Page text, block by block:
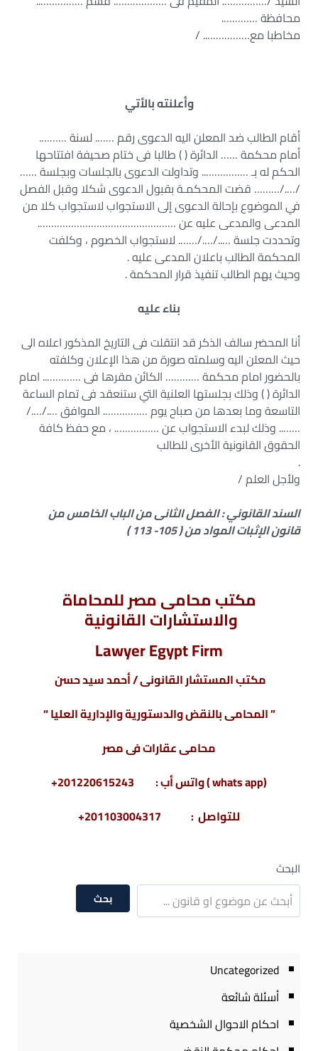
محافظة ………….
مخاطبا مع…………….. /
وأعلنته بالأتي
أقام الطالب ضد المعلن اليه الدعوى رقم ……. لسنة ……….
أمام محكمة …… الدائرة ( ) طالبا فى ختام صحيفة افتتاحها
الحكم له بـ …………….. وتداولت الدعوى بالجلسات وبجلسة ……
/…./……… قضت المحكمـة بقبول الدعوى شكلا وقبل الفصل
في الموضوع بإحالة الدعوى إلى الاستجواب لاستجواب كلا من
المدعى والمدعى عليه عن ………………………………………….
وتحددت جلسة …../…./……. لاستجواب الخصوم ، وكلفت
المحكمة الطالب باعلان المدعى عليه .
وحيث يهم الطالب تنفيذ قرار المحكمة .
بناء عليه
أنا المحضر سالف الذكر قد انتقلت فى التاريخ المذكور اعلاه الى
حيث المعلن اليه وسلمته صورة من هذا الإعلان وكلفته
بالحضور امام محكمة ………… الكائن مقرها فى ………….. امام
الدائرة ( ) وذلك بجلستها العلنية التي ستنعقد فى تمام الساعة
التاسعة وما بعدها من صباح يوم ……………. الموافق …./…./
…….. وذلك لبدء الاستجواب عن ……………. ، مع حفظ كافة
الحقوق القانونية الأخرى للطالب
.
ولأجل العلم /
السند القانوني : الفصل الثانى من الباب الخامس من
قانون الإثبات المواد من ( 105- 113 )
مكتب محامى مصر للمحاماة
والاستشارات القانونية
Lawyer Egypt Firm
مكتب المستشار القانونى / أحمد سيد حسن
” المحامى بالنقض والدستورية والإدارية العليا “
محامى عقارات فى مصر
(whats app ) واتس أب : 201220615243+
للتواصل : 201103004317+
البحث
بحث
Uncategorized
أسئلة شائعة
احكام الاحوال الشخصية